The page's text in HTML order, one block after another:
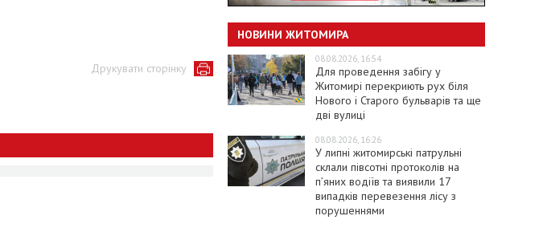
Друкувати сторінку
НОВИНИ ЖИТОМИРА
08.08.2026, 16:54
Для проведення забігу у
Житомирі перекриють рух біля
Нового і Старого бульварів та ще
дві вулиці
08.08.2026, 16:26
У липні житомирські патрульні
склали півсотні протоколів на
пʼяних водіїв та виявили 17
випадків перевезення лісу з
порушеннями